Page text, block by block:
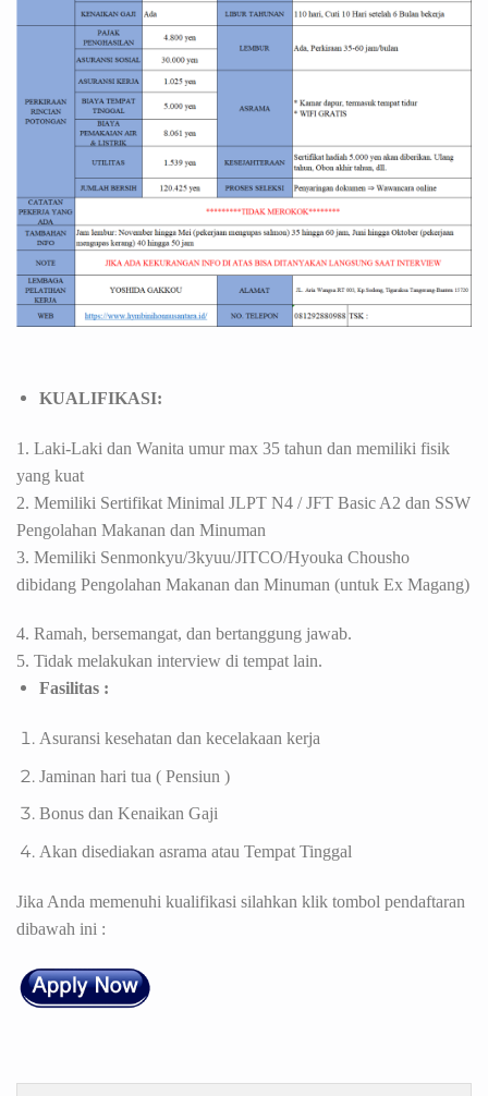
KUALIFIKASI:
1. Laki-Laki dan Wanita umur max 35 tahun dan memiliki fisik
yang kuat
2. Memiliki Sertifikat Minimal JLPT N4 / JFT Basic A2 dan SSW
Pengolahan Makanan dan Minuman
3. Memiliki Senmonkyu/3kyuu/JITCO/Hyouka Chousho
dibidang Pengolahan Makanan dan Minuman (untuk Ex Magang)
4. Ramah, bersemangat, dan bertanggung jawab.
5. Tidak melakukan interview di tempat lain.
Fasilitas :
Asuransi kesehatan dan kecelakaan kerja
Jaminan hari tua ( Pensiun )
Bonus dan Kenaikan Gaji
Akan disediakan asrama atau Tempat Tinggal
Jika Anda memenuhi kualifikasi silahkan klik tombol pendaftaran
dibawah ini :